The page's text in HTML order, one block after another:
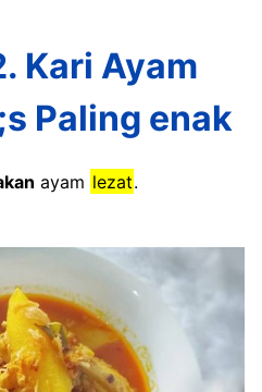
Kari Ayam
Paling enak
ayam lezat.